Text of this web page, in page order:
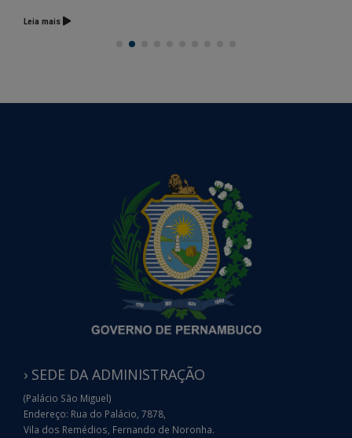
Leia mais
› SEDE DA ADMINISTRAÇÃO
(Palácio São Miguel)
Endereço: Rua do Palácio, 7878,
Vila dos Remédios, Fernando de Noronha.